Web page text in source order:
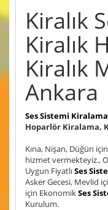
Kiralık
Kiralık
Kiralık
Ankara
Ses Sistemi
Hoparlör Kiralama,
Kına, Nişan, Düğün için
hizmet vermekteyiz.,
Uygun FiyatlıSes
Asker Gecesi, Mevlid
için EkonomikSes
Kurulum.